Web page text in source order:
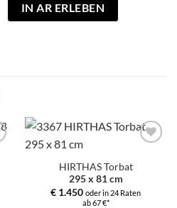
IN AR ERLEBEN
Auswahl
hinzufügen
HIRTHAS Torbat
295 x 81 cm
€ 1.450 oder in 24 Raten
ab 67 €*